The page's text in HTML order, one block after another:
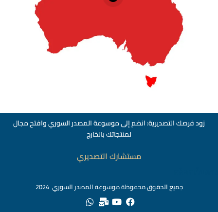
زود فرصك التصديرية: انضم إلى موسوعة المصدر السوري وافتح مجال
لمنتجاتك بالخارج
مستشارك التصديري
جميع الحقوق محفوظة موسوعة المصدر السوري 2024